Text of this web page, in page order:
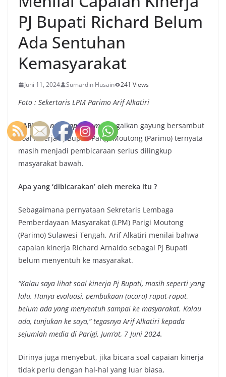
PJ Bupati Richard Belum
Ada Sentuhan
Kemasyarakat
Juni 11, 2024 Sumardin Husain 241 Views
Foto : Sekertaris LPM Parimo Arif Alkatiri
PARIMO,nuansapos.com–Bagaikan gayung bersambut
soal kinerja PJ Bupati Parigi Moutong (Parimo) ternyata
masih menjadi pembicaraan serius dilingkup
masyarakat bawah.
Apa yang ‘dibicarakan’ oleh mereka itu ?
Sebagaimana pernyataan Sekretaris Lembaga
Pemberdayaan Masyarakat (LPM) Parigi Moutong
(Parimo) Sulawesi Tengah, Arif Alkatiri menilai bahwa
capaian kinerja Richard Arnaldo sebagai Pj Bupati
belum menyentuh ke masyarakat.
“Kalau saya lihat soal kinerja Pj Bupati, masih seperti yang
lalu. Hanya evaluasi, pembukaan (acara) rapat-rapat,
belum ada yang menyentuh sampai ke masyarakat. Kalau
ada, tunjukan ke saya,” tegasnya Arif Alkatiri kepada
sejumlah media di Parigi, Jum’at, 7 Juni 2024.
Dirinya juga menyebut, jika bicara soal capaian kinerja
tidak perlu dengan hal-hal yang luar biasa,